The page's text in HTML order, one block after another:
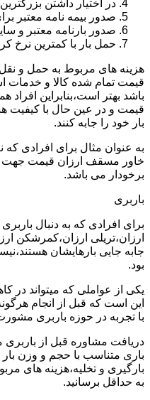
در اختیار داشتن
صدور بیمه نامه معتبر
صدور بارنامه معتبر و
حمل بار با کمترین نرخ
هزینه های مربوط به حمل و نقل
قیمت تمام شده کالا و خدمات
باشد بهتر است،بنابراین افراد
قیمت و در عین حال با کیفیت
بار خود را جابه کنند.
به عنوان مثال برای افرادی که
خاور مسقف ارزان قیمت جهت
برخودار می باشد.
باربری
برای افرادی که به دنبال
ارزان،تریلی ارزان،کمرشکن
جابه جایی بارهایشان
بود.
یکی از عواملی که میتواند در
این است که قبل از انجام
با تجربه در حوزه باربری
دریافت مشاوره قبل از
باری متناسب با حجم و وزن
بارگیری و تخلیه،هزینه های
به حداقل برسانید.